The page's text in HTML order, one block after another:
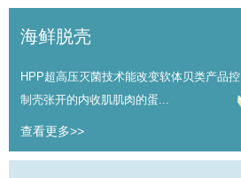
海鲜脱壳
HPP超高压灭菌技术能改变软体贝类产品控
制壳张开的内收肌肌肉的蛋...
查看更多>>